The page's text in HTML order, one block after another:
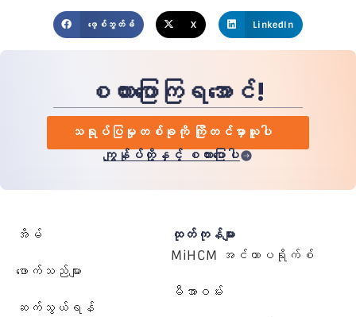
ဖေ့စ်ဘွတ်ခ် X LinkedIn
စကားပြောကြရအောင်!
သရုပ်ပြမှုတစ်ခုကို ကြိုတင်မှာယူပါ
ကျွန်ုပ်တို့နှင့် စကားပြောပါ
အိမ်
ဖောက်သည်များ
ဆက်သွယ်ရန်
ထုတ်ကုန်များ
MiHCM အင်တာပရိုက်စ်
မီအာဝမ်း